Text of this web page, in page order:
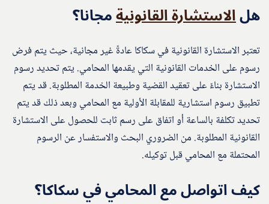
هلالاستشارة القانونيةمجانا؟
تعتبر الاستشارة القانونية في سكاكا عادةً غير مجانية، حيث يتم فرض
رسوم على الخدمات القانونية التي يقدمها المحامي. يتم تحديد رسوم
الاستشارة بناءً على تعقيد القضية وطبيعة الخدمة المطلوبة. قد يتم
تطبيق رسوم استشارية للمقابلة الأولية مع المحامي وبعد ذلك قد يتم
تحديد تكلفة بالساعة أو اتفاق على رسم ثابت للحصول على الاستشارة
القانونية المطلوبة. من الضروري البحث والاستفسار عن الرسوم
المحتملة مع المحامي قبل توكيله.
كيف اتواصل مع المحامي في سكاكا؟